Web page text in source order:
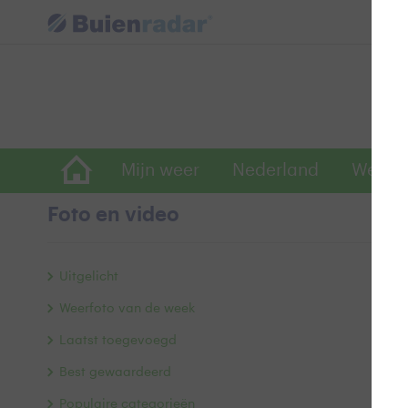
Mijn weer Nederland
Foto en video
Uitgelicht
Weerfoto van de week
Laatst toegevoegd
Best gewaardeerd
Populaire categorieën